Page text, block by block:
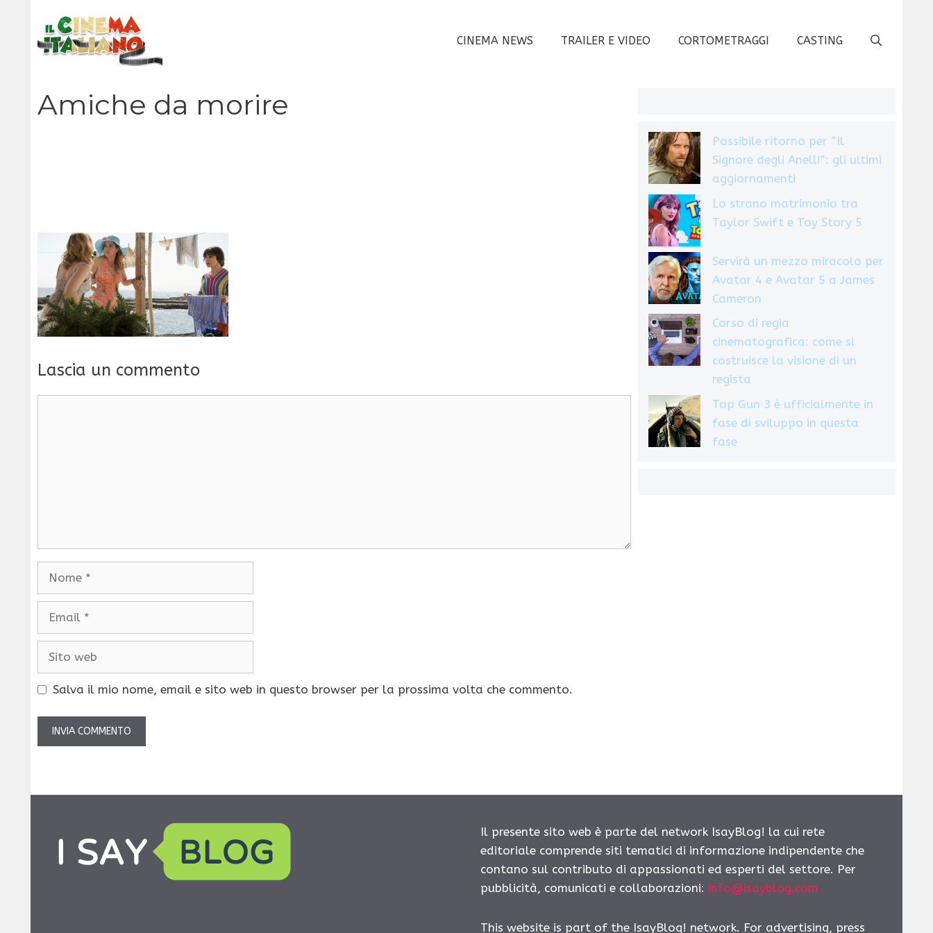
contenuto
CINEMA NEWS TRAILER E VIDEO CORTOMETRAGGI CASTING
Amiche da morire
Lascia un commento
Salva il mio nome, email e sito web in questo browser per la prossima volta che commento.
Possibile ritorno per “Il
Signore degli Anelli”: gli ultimi
aggiornamenti
Lo strano matrimonio tra
Taylor Swift e Toy Story 5
Servirà un mezzo miracolo per
Avatar 4 e Avatar 5 a James
Cameron
Corso di regia
cinematografica: come si
costruisce la visione di un
regista
Top Gun 3 è ufficialmente in
fase di sviluppo in questa
fase
Il presente sito web è parte del network IsayBlog! la cui rete
editoriale comprende siti tematici di informazione indipendente che
contano sul contributo di appassionati ed esperti del settore. Per
pubblicità, comunicati e collaborazioni: info@isayblog.com
This website is part of the IsayBlog! network. For advertising, press